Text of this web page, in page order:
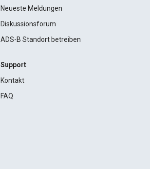
Neueste Meldungen
Diskussionsforum
ADS-B Standort betreiben
Support
Kontakt
FAQ